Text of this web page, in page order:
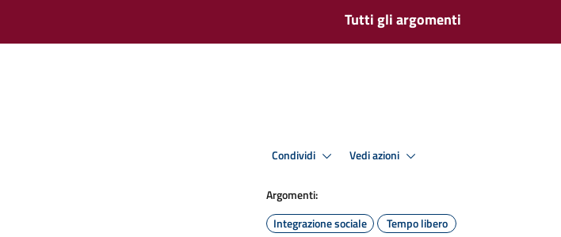
Tutti gli argomenti
Condividi Vedi azioni
Argomenti:
Integrazione sociale
Tempo libero